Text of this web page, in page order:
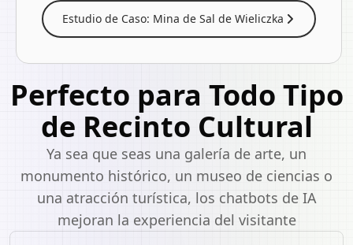
Estudio de Caso: Mina de Sal de Wieliczka
Perfecto para Todo Tipo
de Recinto Cultural
Ya sea que seas una galería de arte, un
monumento histórico, un museo de ciencias o
una atracción turística, los chatbots de IA
mejoran la experiencia del visitante